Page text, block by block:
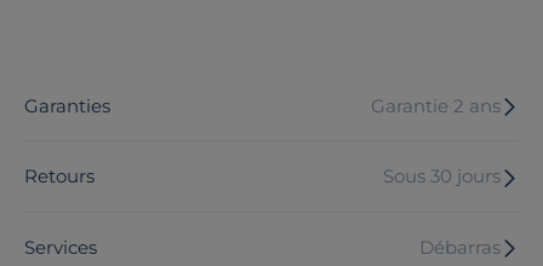
Garanties Garantie 2 ans
Retours Sous 30 jours
Services Débarras